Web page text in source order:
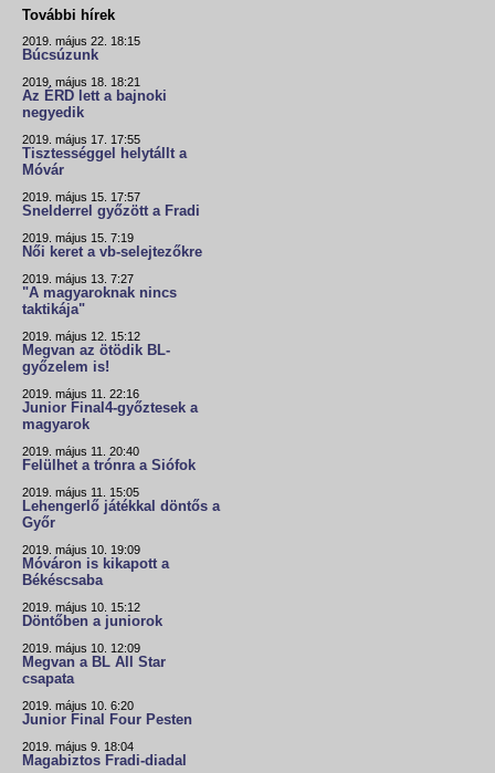
További hírek
2019. május 22. 18:15
Búcsúzunk
2019. május 18. 18:21
Az ÉRD lett a bajnoki
negyedik
2019. május 17. 17:55
Tisztességgel helytállt a
Móvár
2019. május 15. 17:57
Snelderrel győzött a Fradi
2019. május 15. 7:19
Női keret a vb-selejtezőkre
2019. május 13. 7:27
"A magyaroknak nincs
taktikája"
2019. május 12. 15:12
Megvan az ötödik BL-
győzelem is!
2019. május 11. 22:16
Junior Final4-győztesek a
magyarok
2019. május 11. 20:40
Felülhet a trónra a Siófok
2019. május 11. 15:05
Lehengerlő játékkal döntős a
Győr
2019. május 10. 19:09
Móváron is kikapott a
Békéscsaba
2019. május 10. 15:12
Döntőben a juniorok
2019. május 10. 12:09
Megvan a BL All Star
csapata
2019. május 10. 6:20
Junior Final Four Pesten
2019. május 9. 18:04
Magabiztos Fradi-diadal